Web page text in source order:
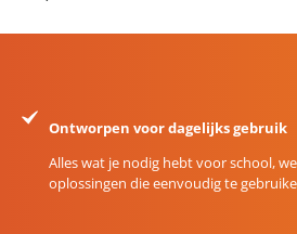
Ontworpen voor dagelijks gebruik
Alles wat je nodig hebt voor school,
oplossingen die eenvoudig te